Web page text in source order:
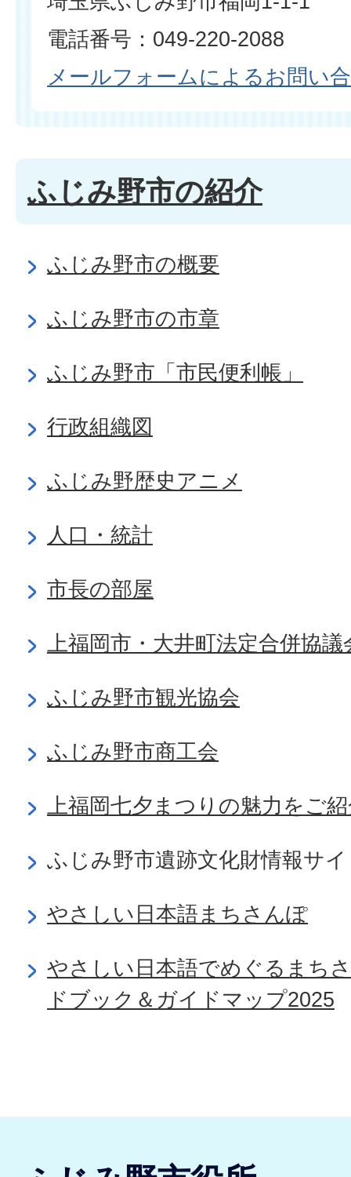
電話番号：049-220-2088
メールフォームによるお問い
ふじみ野市の紹介
ふじみ野市の概要
ふじみ野市の市章
ふじみ野市「市民便利帳」
行政組織図
ふじみ野歴史アニメ
人口・統計
市長の部屋
上福岡市・大井町法定合併協議
ふじみ野市観光協会
ふじみ野市商工会
上福岡七夕まつりの魅力をご
ふじみ野市遺跡文化財情報サ
やさしい日本語まちさんぽ
やさしい日本語でめぐるまち
ドブック＆ガイドマップ2025